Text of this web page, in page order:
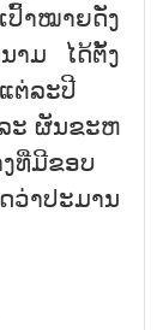
ປົ້າ​ໝາຍ​ດັ່ງ​
າມ ໄດ້​ຕັ້ງ​
ຕ່​ລະ​ປີ​
ະ ຜັນ​ຂະ​ຫ
ງ​ທີ່ມີ​ຂອບ​
າ​ປະ​ມານ